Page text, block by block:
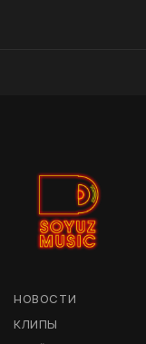
НОВОСТИ
КЛИПЫ